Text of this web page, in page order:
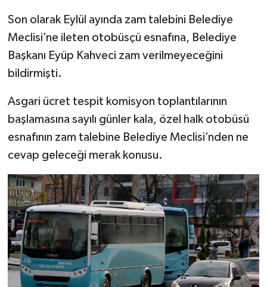
Son olarak Eylül ayında zam talebini Belediye
Meclisi’ne ileten otobüsçü esnafına, Belediye
Başkanı Eyüp Kahveci zam verilmeyeceğini
bildirmişti.
Asgari ücret tespit komisyon toplantılarının
başlamasına sayılı günler kala, özel halk otobüsü
esnafının zam talebine Belediye Meclisi’nden ne
cevap geleceği merak konusu.
Teknoloji
Türkiye
Video Galeri
Yemek Tarifleri